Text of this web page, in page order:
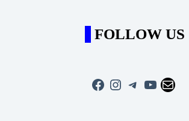
FOLLOW US
Facebook
Instagram
Telegram
YouTube
Mail